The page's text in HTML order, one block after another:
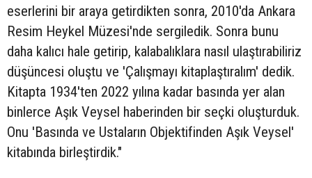
eserlerini bir araya getirdikten sonra, 2010'da Ankara
Resim Heykel Müzesi'nde sergiledik. Sonra bunu
daha kalıcı hale getirip, kalabalıklara nasıl ulaştırabiliriz
düşüncesi oluştu ve 'Çalışmayı kitaplaştıralım' dedik.
Kitapta 1934'ten 2022 yılına kadar basında yer alan
binlerce Aşık Veysel haberinden bir seçki oluşturduk.
Onu 'Basında ve Ustaların Objektifinden Aşık Veysel'
kitabında birleştirdik."